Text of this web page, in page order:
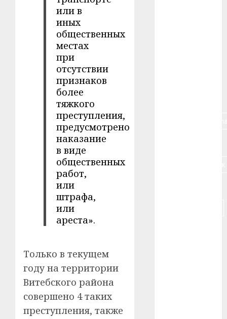
или в
иных
общественных
местах
при
отсутствии
признаков
более
тяжкого
преступления,
предусмотрено
наказание
в виде
общественных
работ,
или
штрафа,
или
ареста».
Только в текущем
году на территории
Витебского района
совершено 4 таких
преступления, также